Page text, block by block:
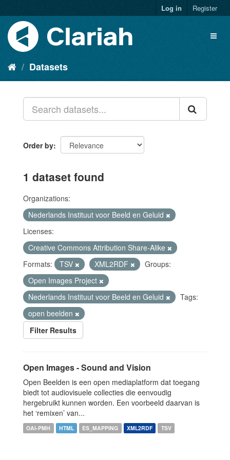
Log in Register
Datasets
Order by
1 dataset found
Organizations:
Nederlands Instituut voor Beeld en Geluid
Licenses:
Creative Commons Attribution Share-Alike
Formats:
TSV XML2RDF
Groups:
Open Images Project
Nederlands Instituut voor Beeld en Geluid
Tags:
open beelden
Filter Results
Open Images - Sound and Vision
Open Beelden is een open mediaplatform dat toegang
biedt tot audiovisuele collecties die eenvoudig
hergebruikt kunnen worden. Een voorbeeld daarvan is
het ‘remixen’ van...
OAI-PMH HTML ES_MAPPING XML2RDF TSV